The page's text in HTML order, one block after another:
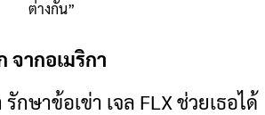
ต่างกัน”
จากอเมริกา
กษาข้อเข่า เจล FLX ช่วยเธอได้